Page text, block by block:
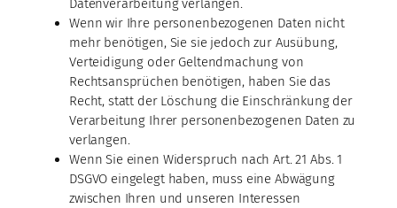
Wenn wir Ihre personenbezogenen Daten nicht
mehr benötigen, Sie sie jedoch zur Ausübung,
Verteidigung oder Geltendmachung von
Rechtsansprüchen benötigen, haben Sie das
Recht, statt der Löschung die Einschränkung der
Verarbeitung Ihrer personenbezogenen Daten zu
verlangen.
Wenn Sie einen Widerspruch nach Art. 21 Abs. 1
DSGVO eingelegt haben, muss eine Abwägung
zwischen Ihren und unseren Interessen